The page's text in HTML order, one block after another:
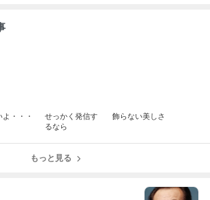
よ・・・
せっかく発信す
るなら
飾らない美しさ
もっと見る